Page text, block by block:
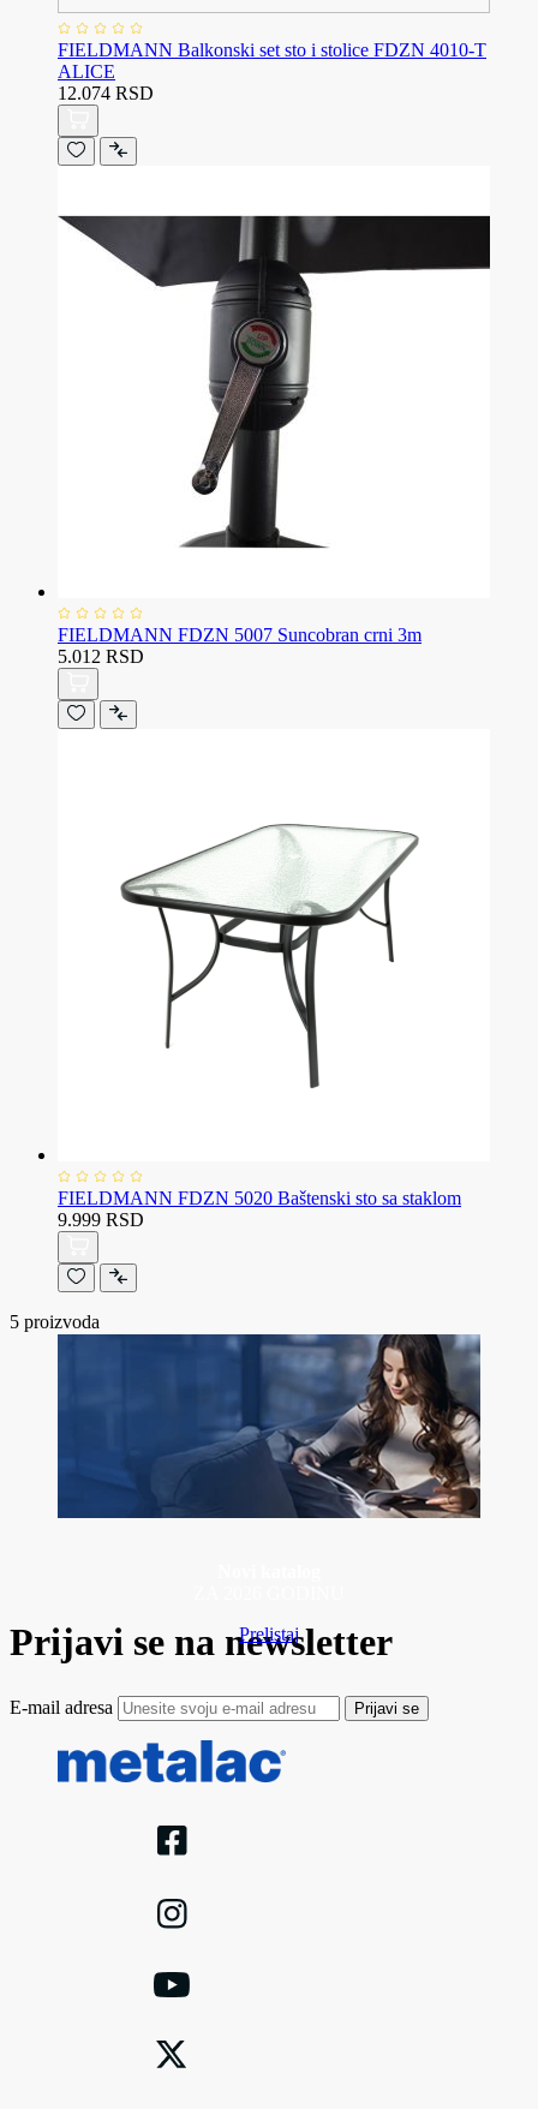
FIELDMANN Balkonski set sto i stolice FDZN 4010-T
ALICE
12.074 RSD
FIELDMANN FDZN 5007 Suncobran crni 3m
5.012 RSD
FIELDMANN FDZN 5020 Baštenski sto sa staklom
9.999 RSD
5 proizvoda
Prelistaj
Prijavi se na newsletter
E-mail adresa Prijavi se